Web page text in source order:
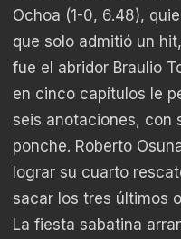
Ochoa (1-0, 6.48),
que solo admitió un
fue el abridor Braulio
en cinco capítulos le
seis anotaciones, con
ponche. Roberto
lograr su cuarto
sacar los tres últimos
La fiesta sabatina